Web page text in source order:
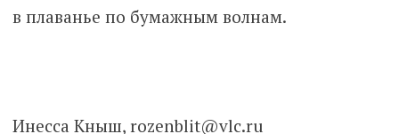
в плаванье по бумажным волнам.
Инесса Кныш, rozenblit@vlc.ru